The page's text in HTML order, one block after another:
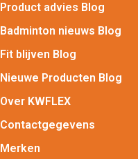
Product advies Blog
Badminton nieuws Blog
Fit blijven Blog
Nieuwe Producten Blog
Over KWFLEX
Contactgegevens
Merken